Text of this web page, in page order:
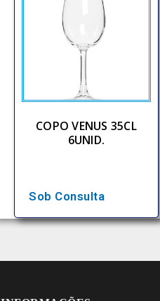
COPO VENUS 35CL
6UNID.
Sob Consulta